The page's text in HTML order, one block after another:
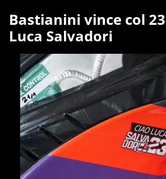
Bastianini vince col
Luca Salvadori